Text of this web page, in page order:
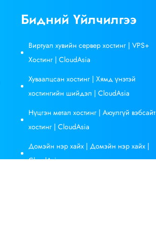
Бидний Үйлчилгээ
Виртуал хувийн сервер хостинг | VPS+
Хостинг | CloudAsia
Хуваалцсан хостинг | Хямд үнэтэй
хостингийн шийдэл | CloudAsia
Нүцгэн метал хостинг | Аюулгүй вэбсайт
хостинг | CloudAsia
Домэйн нэр хайх | Домэйн нэр хайх |
CloudAsia